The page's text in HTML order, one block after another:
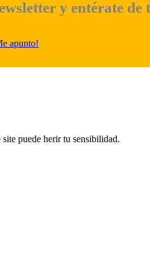
y entérate de
apunto!
puede herir tu sensibilidad.